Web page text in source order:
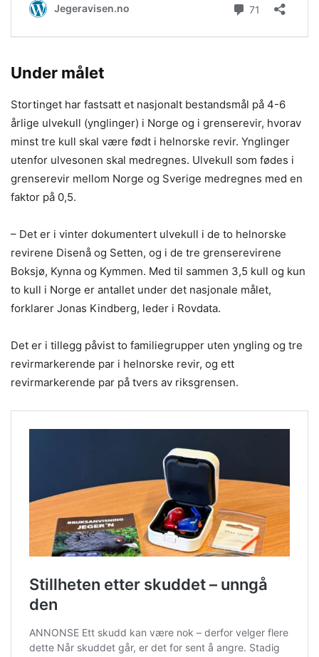
Under målet
Stortinget har fastsatt et nasjonalt bestandsmål på 4-6
årlige ulvekull (ynglinger) i Norge og i grenserevir, hvorav
minst tre kull skal være født i helnorske revir. Ynglinger
utenfor ulvesonen skal medregnes. Ulvekull som fødes i
grenserevir mellom Norge og Sverige medregnes med en
faktor på 0,5.
– Det er i vinter dokumentert ulvekull i de to helnorske
revirene Disenå og Setten, og i de tre grenserevirene
Boksjø, Kynna og Kymmen. Med til sammen 3,5 kull og kun
to kull i Norge er antallet under det nasjonale målet,
forklarer Jonas Kindberg, leder i Rovdata.
Det er i tillegg påvist to familiegrupper uten yngling og tre
revirmarkerende par i helnorske revir, og ett
revirmarkerende par på tvers av riksgrensen.